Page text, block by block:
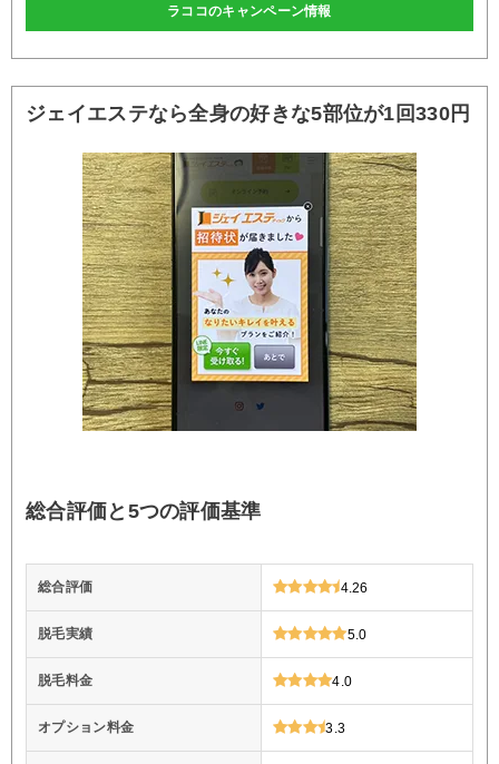
ラココのキャンペーン情報
ジェイエステなら全身の好きな5部位が1回330円
総合評価と5つの評価基準
総合評価 4.26
脱毛実績 5.0
脱毛料金 4.0
オプション料金 3.3